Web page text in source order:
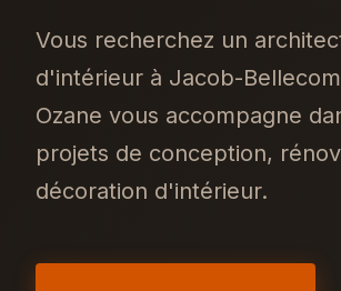
Vous recherchez un
d'intérieur à Jacob-
Ozane vous accompagne
projets de conception,
décoration d'intérieur.